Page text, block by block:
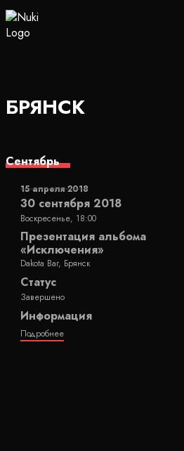
БРЯНСК
Сентябрь
15 апреля 2018
30 сентября 2018
Воскресенье, 18:00
Презентация альбома
«Исключения»
Dakota Bar, Брянск
Статус
Завершено
Информация
Подробнее